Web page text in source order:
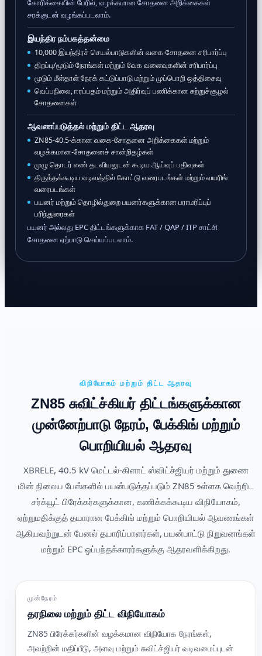
கோரிக்கையின் பேரில், வழக்கமான சோதனை அறிக்கைகள்
சரக்குடன் வழங்கப்படலாம்.
இயந்திர நம்பகத்தன்மை
10,000 இயந்திரச் செயல்பாடுகளின் வகை-சோதனை சரிபார்ப்பு
திறப்பு/மூடும் நேரங்கள் மற்றும் வேக வளைவுகளின் சரிபார்ப்பு
மூடும் மீள்தாள் நேரக் கட்டுப்பாடு மற்றும் முப்பொறி ஒத்திசைவு
வெப்பநிலை, ஈரப்பதம் மற்றும் அதிர்வுப் பணிக்கான சுற்றுச்சூழல்
சோதனைகள்
ஆவணப்படுத்தல் மற்றும் திட்ட ஆதரவு
ZN85-40.5-க்கான வகை-சோதனை அறிக்கைகள் மற்றும்
வழக்கமான-சோதனைச் சான்றிதழ்கள்
முழு தொடர் எண் தடவியலுடன் கூடிய ஆய்வுப் பதிவுகள்
திருத்தக்கூடிய வடிவத்தில் கோட்டு வரைபடங்கள் மற்றும் வயரிங்
வரைபடங்கள்
பயனர் மற்றும் தொழில்துறை பயனர்களுக்கான பராமரிப்புப்
பரிந்துரைகள்
பயனர் அல்லது EPC திட்டங்களுக்காக FAT / QAP / ITP சாட்சி
சோதனை ஏற்பாடு செய்யப்படலாம்.
விநியோகம் மற்றும் திட்ட ஆதரவு
ZN85 சுவிட்ச்கியர் திட்டங்களுக்கான
முன்னேற்பாடு நேரம், பேக்கிங் மற்றும்
பொறியியல் ஆதரவு
XBRELE, 40.5 kV மெட்டல்-கிளாட் ஸ்விட்ச்ஜியர் மற்றும் துணை
மின் நிலைய பேஸ்களில் பயன்படுத்தப்படும் ZN85 உள்ளக வெற்றிட
சர்க்யூட் பிரேக்கர்களுக்கான, கணிக்கக்கூடிய விநியோகம்,
ஏற்றுமதிக்குத் தயாரான பேக்கிங் மற்றும் பொறியியல் ஆவணங்கள்
ஆகியவற்றுடன் பேனல் தயாரிப்பாளர்கள், பயன்பாட்டு நிறுவனங்கள்
மற்றும் EPC ஒப்பந்தக்காரர்களுக்கு ஆதரவளிக்கிறது.
முன்நேரம்
தரநிலை மற்றும் திட்ட விநியோகம்
ZN85 பிரேக்கர்களின் வழக்கமான விநியோக நேரங்கள்,
அவற்றின் மதிப்பீடு, அளவு மற்றும் சுவிட்ச்ஜியர் வடிவமைப்புடன்